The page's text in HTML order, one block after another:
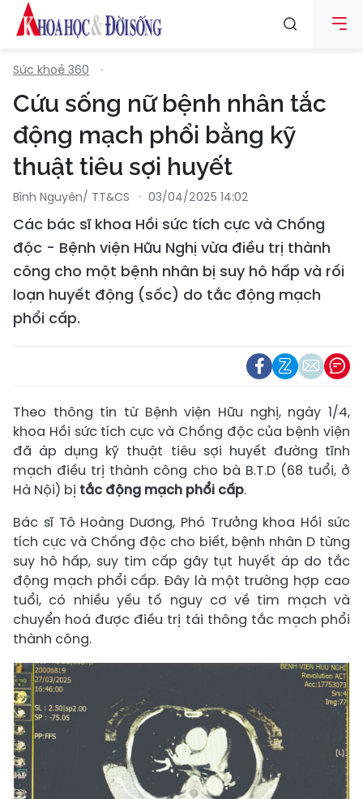
Sức khoẻ 360
Cứu sống nữ bệnh nhân tắc
động mạch phổi bằng kỹ
thuật tiêu sợi huyết
Bình Nguyên/ TT&CS 03/04/2025 14:02
Các bác sĩ khoa Hồi sức tích cực và Chống
độc - Bệnh viện Hữu Nghị vừa điều trị thành
công cho một bệnh nhân bị suy hô hấp và rối
loạn huyết động (sốc) do tắc động mạch
phổi cấp.
Theo thông tin từ Bệnh viện Hữu nghị, ngày 1/4,
khoa Hồi sức tích cực và Chống độc của bệnh viện
đã áp dụng kỹ thuật tiêu sợi huyết đường tĩnh
mạch điều trị thành công cho bà B.T.D (68 tuổi, ở
Hà Nội) bị tắc động mạch phổi cấp.
Bác sĩ Tô Hoàng Dương, Phó Trưởng khoa Hồi sức
tích cực và Chống độc cho biết, bệnh nhân D từng
suy hô hấp, suy tim cấp gây tụt huyết áp do tắc
động mạch phổi cấp. Đây là một trường hợp cao
tuổi, có nhiều yếu tố nguy cơ về tim mạch và
chuyển hoá được điều trị tái thông tắc mạch phổi
thành công.